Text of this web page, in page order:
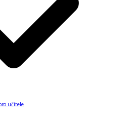
učitele